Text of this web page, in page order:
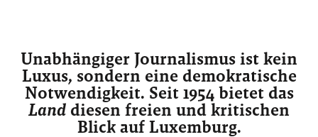
Unabhängiger Journalismus ist kein
Luxus, sondern eine demokratische
Notwendigkeit. Seit 1954 bietet das
Land diesen freien und kritischen
Blick auf Luxemburg.